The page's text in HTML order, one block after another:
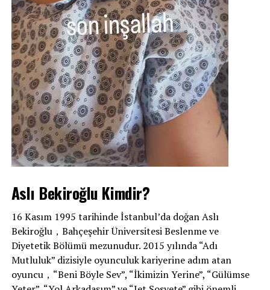
Aslı Bekiroğlu Kimdir?
16 Kasım 1995 tarihinde İstanbul’da doğan Aslı
Bekiroğlu，Bahçeşehir Üniversitesi Beslenme ve
Diyetetik Bölümü mezunudur. 2015 yılında “Adı
Mutluluk” dizisiyle oyunculuk kariyerine adım atan
oyuncu，“Beni Böyle Sev”, “İkimizin Yerine”, “Gülümse